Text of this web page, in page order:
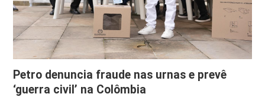
Petro denuncia fraude nas urnas e prevê
‘guerra civil’ na Colômbia